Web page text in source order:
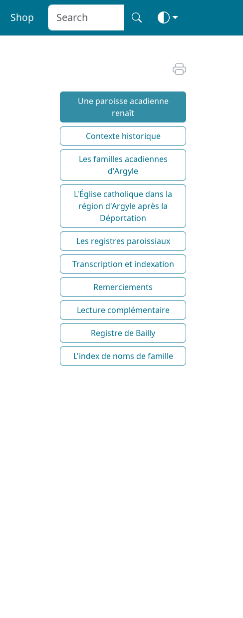
Shop
Une paroisse acadienne
renaît
Contexte historique
Les familles acadiennes
d'Argyle
L'Église catholique dans la
région d'Argyle après la
Déportation
Les registres paroissiaux
Transcription et indexation
Remerciements
Lecture complémentaire
Registre de Bailly
L'index de noms de famille